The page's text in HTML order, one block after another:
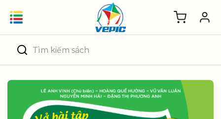
Tìm
kiếm: